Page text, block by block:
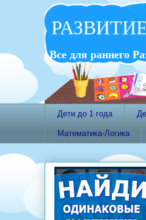
Все для раннего
Дети до 1 года
Математика-Логика